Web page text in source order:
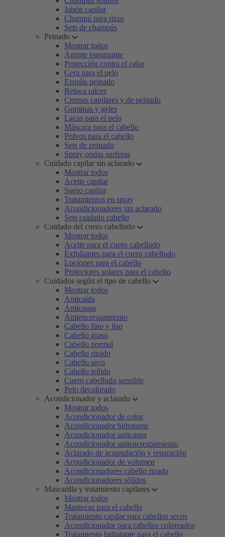
Jabón capilar
Champú para rizos
Sets de champús
Peinado
Mostrar todos
Agente espumante
Protección contra el calor
Cera para el pelo
Espráis peinado
Retoca raíces
Cremas capilares y de peinado
Gominas y geles
Lacas para el pelo
Máscara para el cabello
Polvos para el cabello
Sets de peinado
Spray ondas surferas
Cuidado capilar sin aclarado
Mostrar todos
Aceite capilar
Suero capilar
Tratamientos en spray
Acondicionadores sin aclarado
Sets cuidado cabello
Cuidado del cuero cabelludo
Mostrar todos
Aceite para el cuero cabelludo
Exfoliantes para el cuero cabelludo
Lociones para el cabello
Protectores solares para el cabello
Cuidados según el tipo de cabello
Mostrar todos
Anticaída
Anticaspa
Antiencrespamiento
Cabello fino y liso
Cabello graso
Cabello normal
Cabello rizado
Cabello seco
Cabello teñido
Cuero cabelludo sensible
Pelo decolorado
Acondicionador y aclarado
Mostrar todos
Acondicionador de color
Acondicionador hidratante
Acondicionador anticaspa
Acondicionador antiencrespamiento
Aclarado de acumulación y reparación
Acondicionador de volumen
Acondicionadores cabello rizado
Acondicionadores sólidos
Mascarilla y tratamiento capilares
Mostrar todos
Mantecas para el cabello
Tratamiento capilar para cabellos secos
Acondicionador para cabellos coloreados
Tratamiento hidratante para el cabello